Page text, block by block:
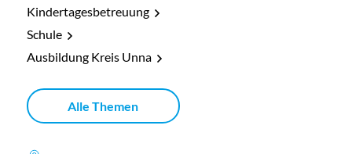
Kindertagesbetreuung
Schule
Ausbildung Kreis Unna
Alle Themen